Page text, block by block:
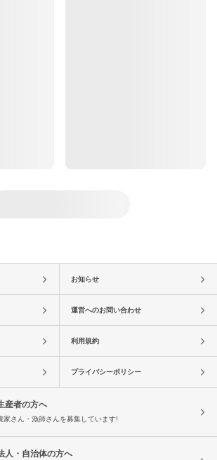
お知らせ
運営へのお問い合わせ
利用規約
プライバシーポリシー
産者の方へ
家さん・漁師さんを募集しています!
人・自治体の方へ